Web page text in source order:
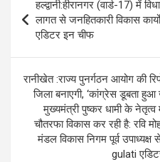
navigation
हल्द्वानी:हीरानगर (वार्ड-17) में
लागत से जनहितकारी विकास
एडिटर इन चीफ
रानीखेत :राज्य पुनर्गठन आयोग की
जिला बनाएगी, ‘कांग्रेस डूबता
मुख्यमंत्री पुष्कर धामी के नेतृत्व
चौतरफा विकास कर रही है: रवि
मंडल विकास निगम पूर्व
gulati